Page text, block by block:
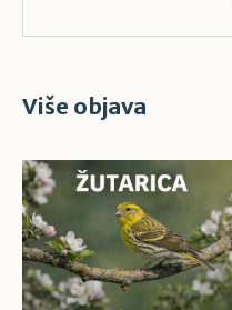
Više objava